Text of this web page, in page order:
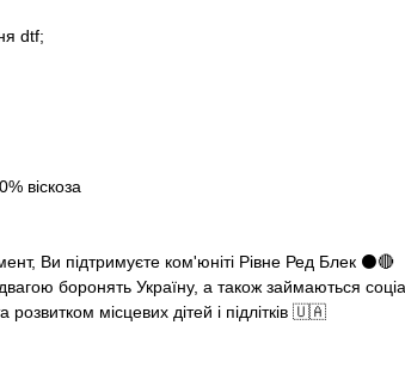
dtf;
віскоза
Ви підтримуєте ком'юніті Рівне Ред Блек ⚫️🔴
боронять Україну, а також займаються
розвитком місцевих дітей і підлітків 🇺🇦